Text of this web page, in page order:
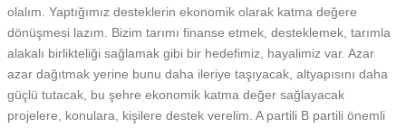
olalım. Yaptığımız desteklerin ekonomik olarak katma değere
dönüşmesi lazım. Bizim tarımı finanse etmek, desteklemek, tarımla
alakalı birlikteliği sağlamak gibi bir hedefimiz, hayalimiz var. Azar
azar dağıtmak yerine bunu daha ileriye taşıyacak, altyapısını daha
güçlü tutacak, bu şehre ekonomik katma değer sağlayacak
projelere, konulara, kişilere destek verelim. A partili B partili önemli